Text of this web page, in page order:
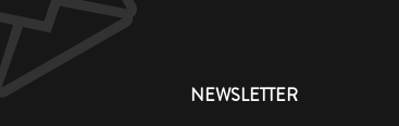
NEWSLETTER